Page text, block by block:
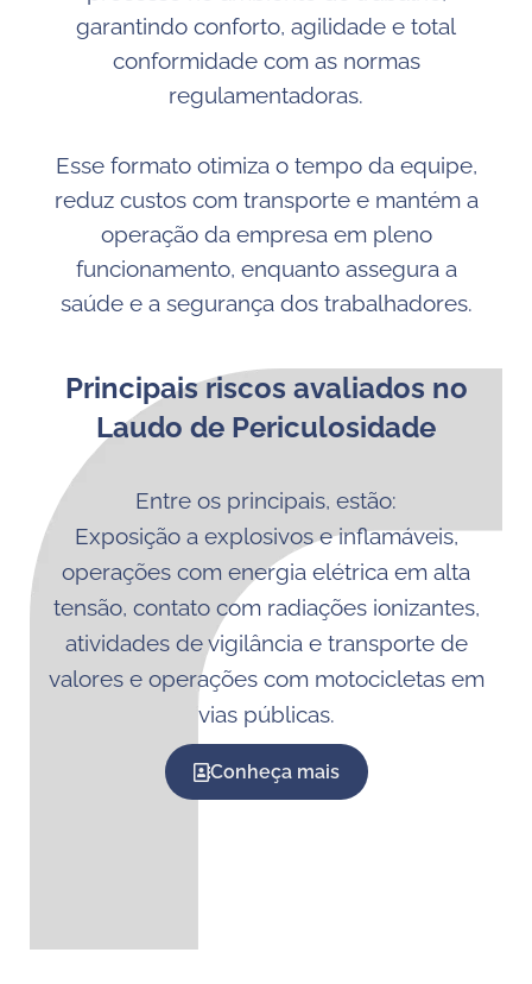
garantindo conforto, agilidade e total
conformidade com as normas
regulamentadoras.
Esse formato otimiza o tempo da equipe,
reduz custos com transporte e mantém a
operação da empresa em pleno
funcionamento, enquanto assegura a
saúde e a segurança dos trabalhadores.
Principais riscos avaliados no
Laudo de Periculosidade
Entre os principais, estão:
Exposição a explosivos e inflamáveis,
operações com energia elétrica em alta
tensão, contato com radiações ionizantes,
atividades de vigilância e transporte de
valores e operações com motocicletas em
vias públicas.
Conheça mais